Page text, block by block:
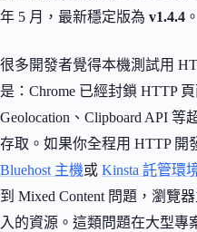
年 5 月，最新穩定版為 v1.4.4 。
很多開發者覺得本機測試用
是：Chrome 已經封鎖 HTTP 頁
Geolocation、Clipboard API
存取。如果你全程用 HTTP 開
Bluehost 主機或 Kinsta 託管環
到 Mixed Content 問題，瀏覽
入的資源。這類問題在大型專